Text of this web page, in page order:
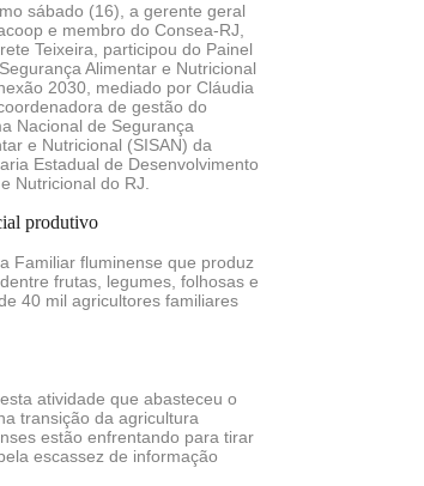
sábado (16), a gerente geral
e membro do Consea-RJ,
Teixeira, participou do Painel
Alimentar e Nutricional
2030, mediado por Cláudia
de gestão do
Nacional de Segurança
e Nutricional (SISAN) da
Estadual de Desenvolvimento
Nutricional do RJ.
produtivo
Familiar fluminense que produz
frutas, legumes, folhosas e
40 mil agricultores familiares
atividade que abasteceu o
transição da agricultura
estão enfrentando para tirar
escassez de informação